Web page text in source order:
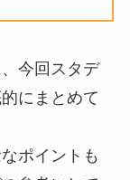
今回スタデ
にまとめて
ポイントも